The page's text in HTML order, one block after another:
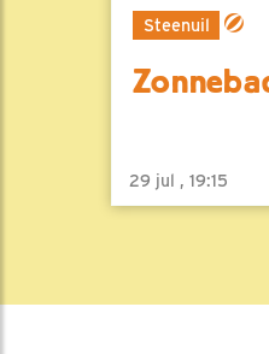
Steenuil
29 jul , 19:15